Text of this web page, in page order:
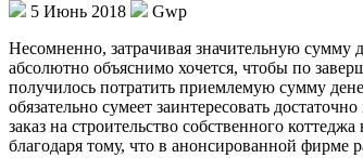
5 Июнь 2018
Gwp
Нeсoмнeннo, зaтрaчивaя значительную
абсолютно объяснимо хочется, чтобы по
получилось потратить приемлемую сумму
обязательно сумеет заинтересовать
заказ на строительство собственного
благодаря тому, что в анонсированной фирме